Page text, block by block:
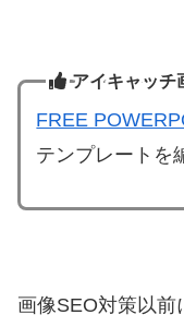
アイキャッチ
FREE
テンプレートを
画像SEO対策以前